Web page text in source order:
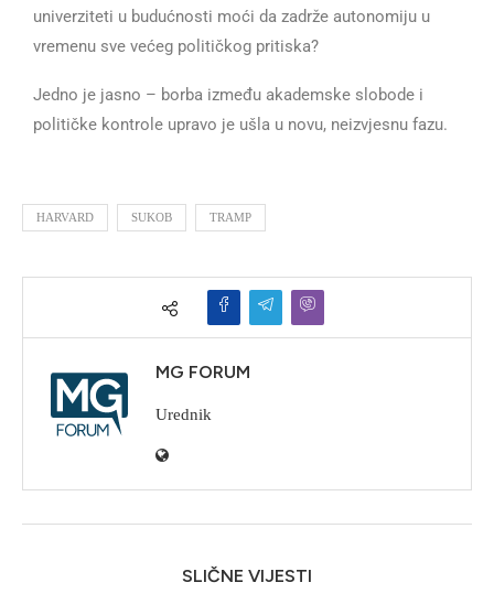
univerziteti u budućnosti moći da zadrže autonomiju u
vremenu sve većeg političkog pritiska?
Jedno je jasno – borba između akademske slobode i
političke kontrole upravo je ušla u novu, neizvjesnu fazu.
HARVARD SUKOB TRAMP
MG FORUM
Urednik
SLIČNE VIJESTI